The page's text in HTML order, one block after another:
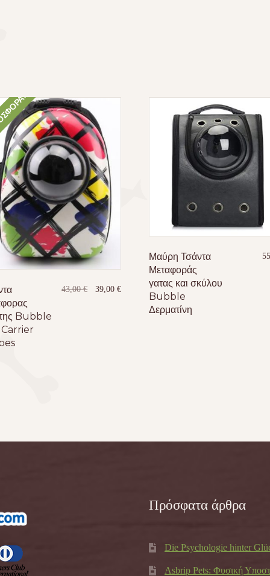
Bubble
43,00€
Original
39,00 €Η
τρέχουσα
Μαύρη Τσάντα
Μεταφοράς
γατας και σκύλου
Bubble
Δερματίνη
Πρόσφατα άρθρα
Die Psychologie hinter
Asbrip Pets: Φυσική